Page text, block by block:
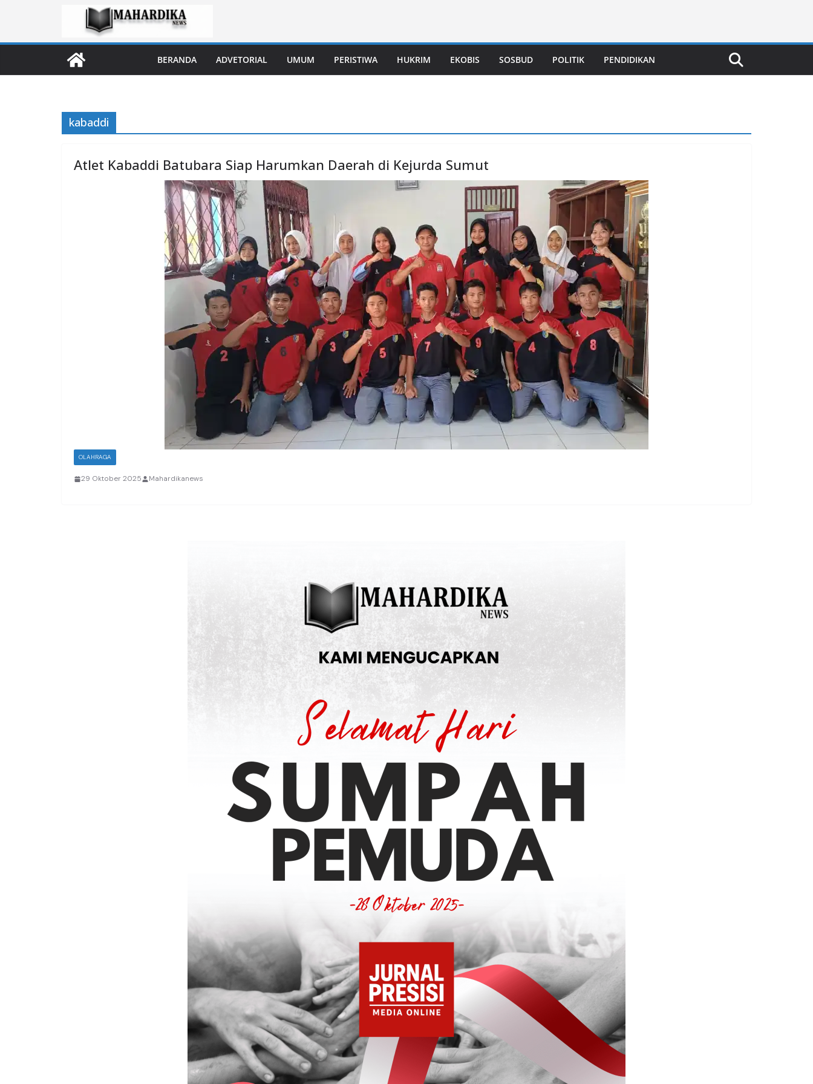
content
BERANDA ADVETORIAL UMUM PERISTIWA HUKRIM EKOBIS SOSBUD POLITIK PENDIDIKAN
kabaddi
Atlet Kabaddi Batubara Siap Harumkan Daerah di Kejurda Sumut
OLAHRAGA
29 Oktober 2025 Mahardikanews